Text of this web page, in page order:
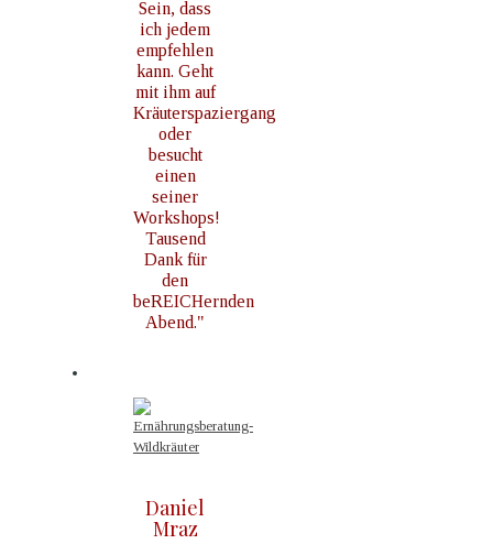
Sein, dass
ich jedem
empfehlen
kann. Geht
mit ihm auf
Kräuterspaziergang
oder
besucht
einen
seiner
Workshops!
Tausend
Dank für
den
beREICHernden
Abend."
Daniel
Mraz